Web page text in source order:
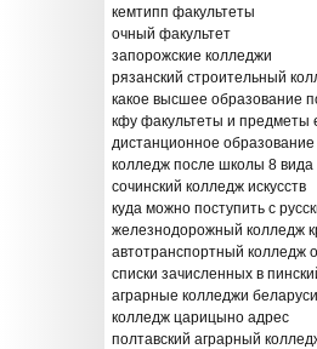
кемтипп факультеты
очный факультет
запорожские колледжи
рязанский строительный
какое высшее образование
кфу факультеты и предметы
дистанционное образование
колледж после школы 8 вида
сочинский колледж искусств
куда можно поступить с
железнодорожный колледж
автотранспортный колледж
списки зачисленных в
аграрные колледжи беларуси
колледж царицыно адрес
полтавский аграрный